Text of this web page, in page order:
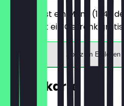
Du bestellst ein Menü (1-4)
bekommst ein Getränk gratis
App zum Einlösen
Speisekarte